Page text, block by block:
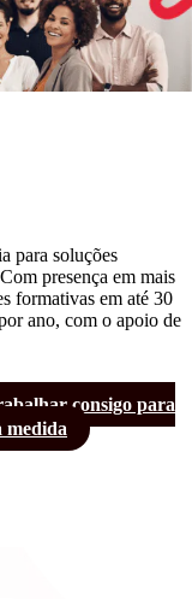
para soluções
presença em mais
formativas em até 30
ano, com o apoio de
consigo para
medida